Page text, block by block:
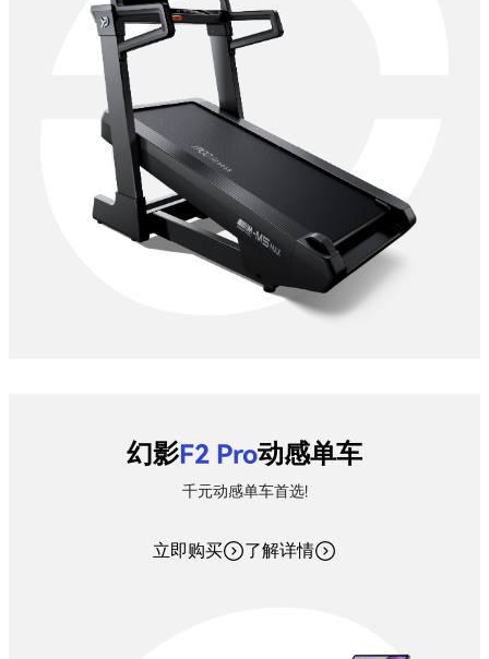
幻影F2 Pro动感单车
千元动感单车首选!
立即购买 了解详情